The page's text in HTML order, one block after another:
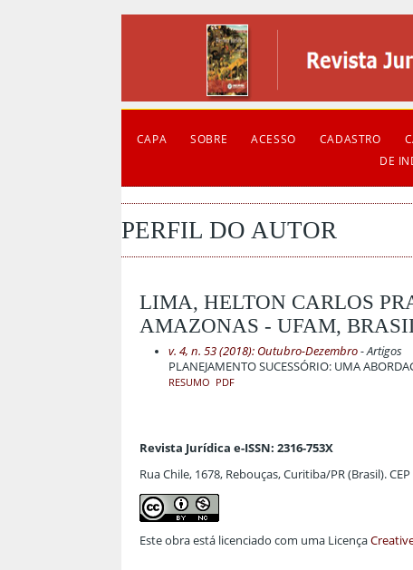
CAPA SOBRE ACESSO CADASTRO
DE
PERFIL DO AUTOR
LIMA, HELTON CARLOS
AMAZONAS - UFAM,
v. 4, n. 53 (2018): Outubro-Dezembro- Artigos
PLANEJAMENTO SUCESSÓRIO: UMA
RESUMO PDF
Revista Jurídica e-ISSN: 2316-753X
Rua Chile, 1678, Rebouças, Curitiba/PR (Brasil). CEP
Este obra está licenciado com uma Licença